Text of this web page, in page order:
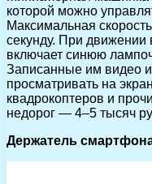
которой можно
Максимальная
секунду. При движении
включает синюю
Записанные им видео
просматривать на
квадрокоптеров и
недорог — 4–5 тысяч
Держатель